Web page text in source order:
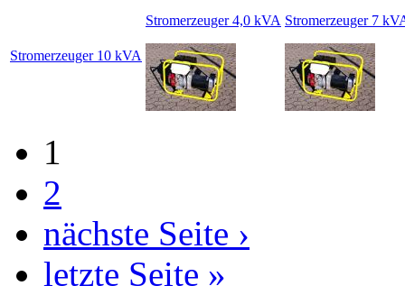
Stromerzeuger 10 kVA
Stromerzeuger 4,0 kVA Stromerzeuger 7
1
2
nächste Seite ›
letzte Seite »